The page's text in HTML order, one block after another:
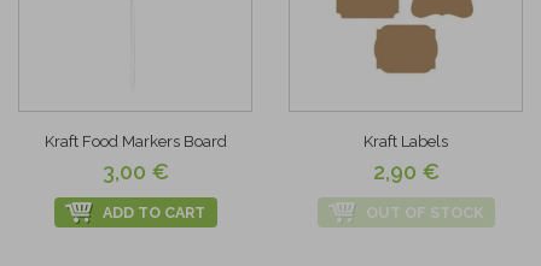
Kraft Food Markers Board
3,00 €
ADD TO CART
Kraft Labels
2,90 €
OUT OF STOCK